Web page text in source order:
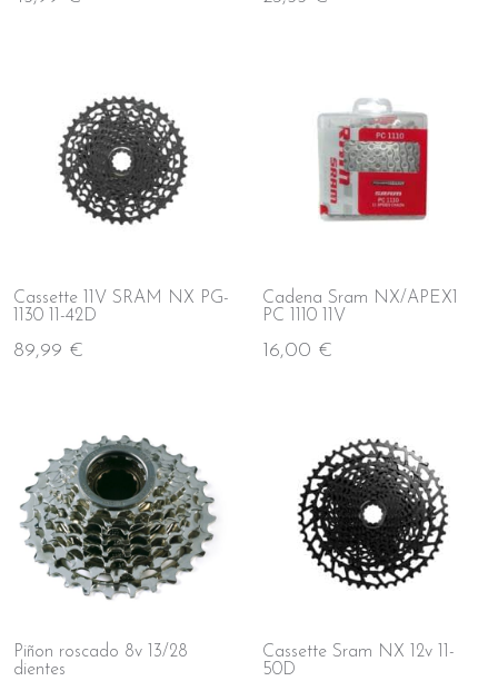
Cassette 11V SRAM NX PG-
1130 11-42D
89,99 €
Cadena Sram NX/APEX1
PC 1110 11V
16,00 €
Piñon roscado 8v 13/28
dientes
Cassette Sram NX 12v 11-
50D